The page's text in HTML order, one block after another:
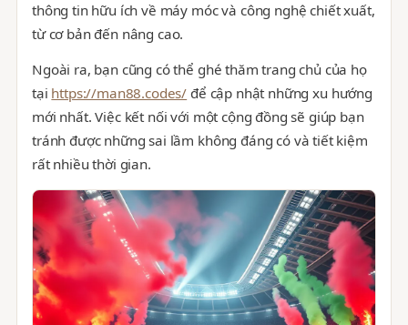
thông tin hữu ích về máy móc và công nghệ chiết xuất,
từ cơ bản đến nâng cao.
Ngoài ra, bạn cũng có thể ghé thăm trang chủ của họ
tại https://man88.codes/ để cập nhật những xu hướng
mới nhất. Việc kết nối với một cộng đồng sẽ giúp bạn
tránh được những sai lầm không đáng có và tiết kiệm
rất nhiều thời gian.